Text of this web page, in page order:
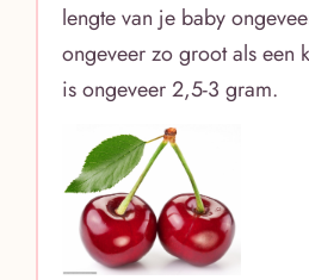
lengte van je baby
ongeveer zo groot als een
is ongeveer 2,5-3 gram.